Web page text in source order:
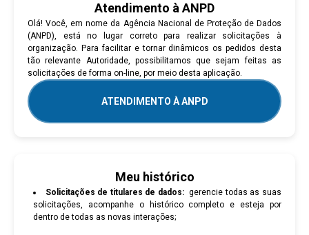
Atendimento à ANPD
Olá! Você, em nome da Agência Nacional de Proteção de Dados
(ANPD), está no lugar correto para realizar solicitações à
organização. Para facilitar e tornar dinâmicos os pedidos desta
tão relevante Autoridade, possibilitamos que sejam feitas as
solicitações de forma on-line, por meio desta aplicação.
ATENDIMENTO À ANPD
Meu histórico
Solicitações de titulares de dados: gerencie todas as suas
solicitações, acompanhe o histórico completo e esteja por
dentro de todas as novas interações;